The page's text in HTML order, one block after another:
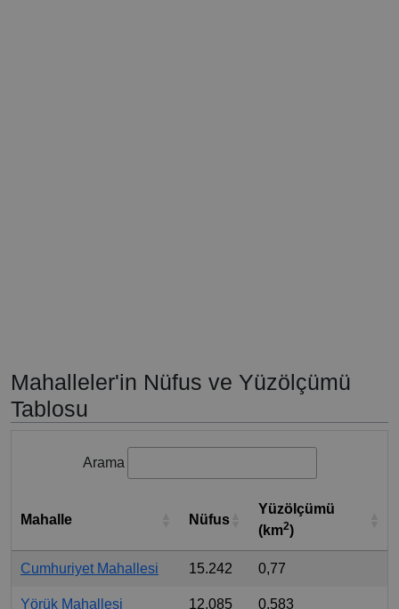
Mahalleler'in Nüfus ve Yüzölçümü
Tablosu
Arama
Mahalle Nüfus
Yüzölçümü
(km2)
Cumhuriyet Mahallesi 15.242 0,77
Yörük Mahallesi 12.085 0,583